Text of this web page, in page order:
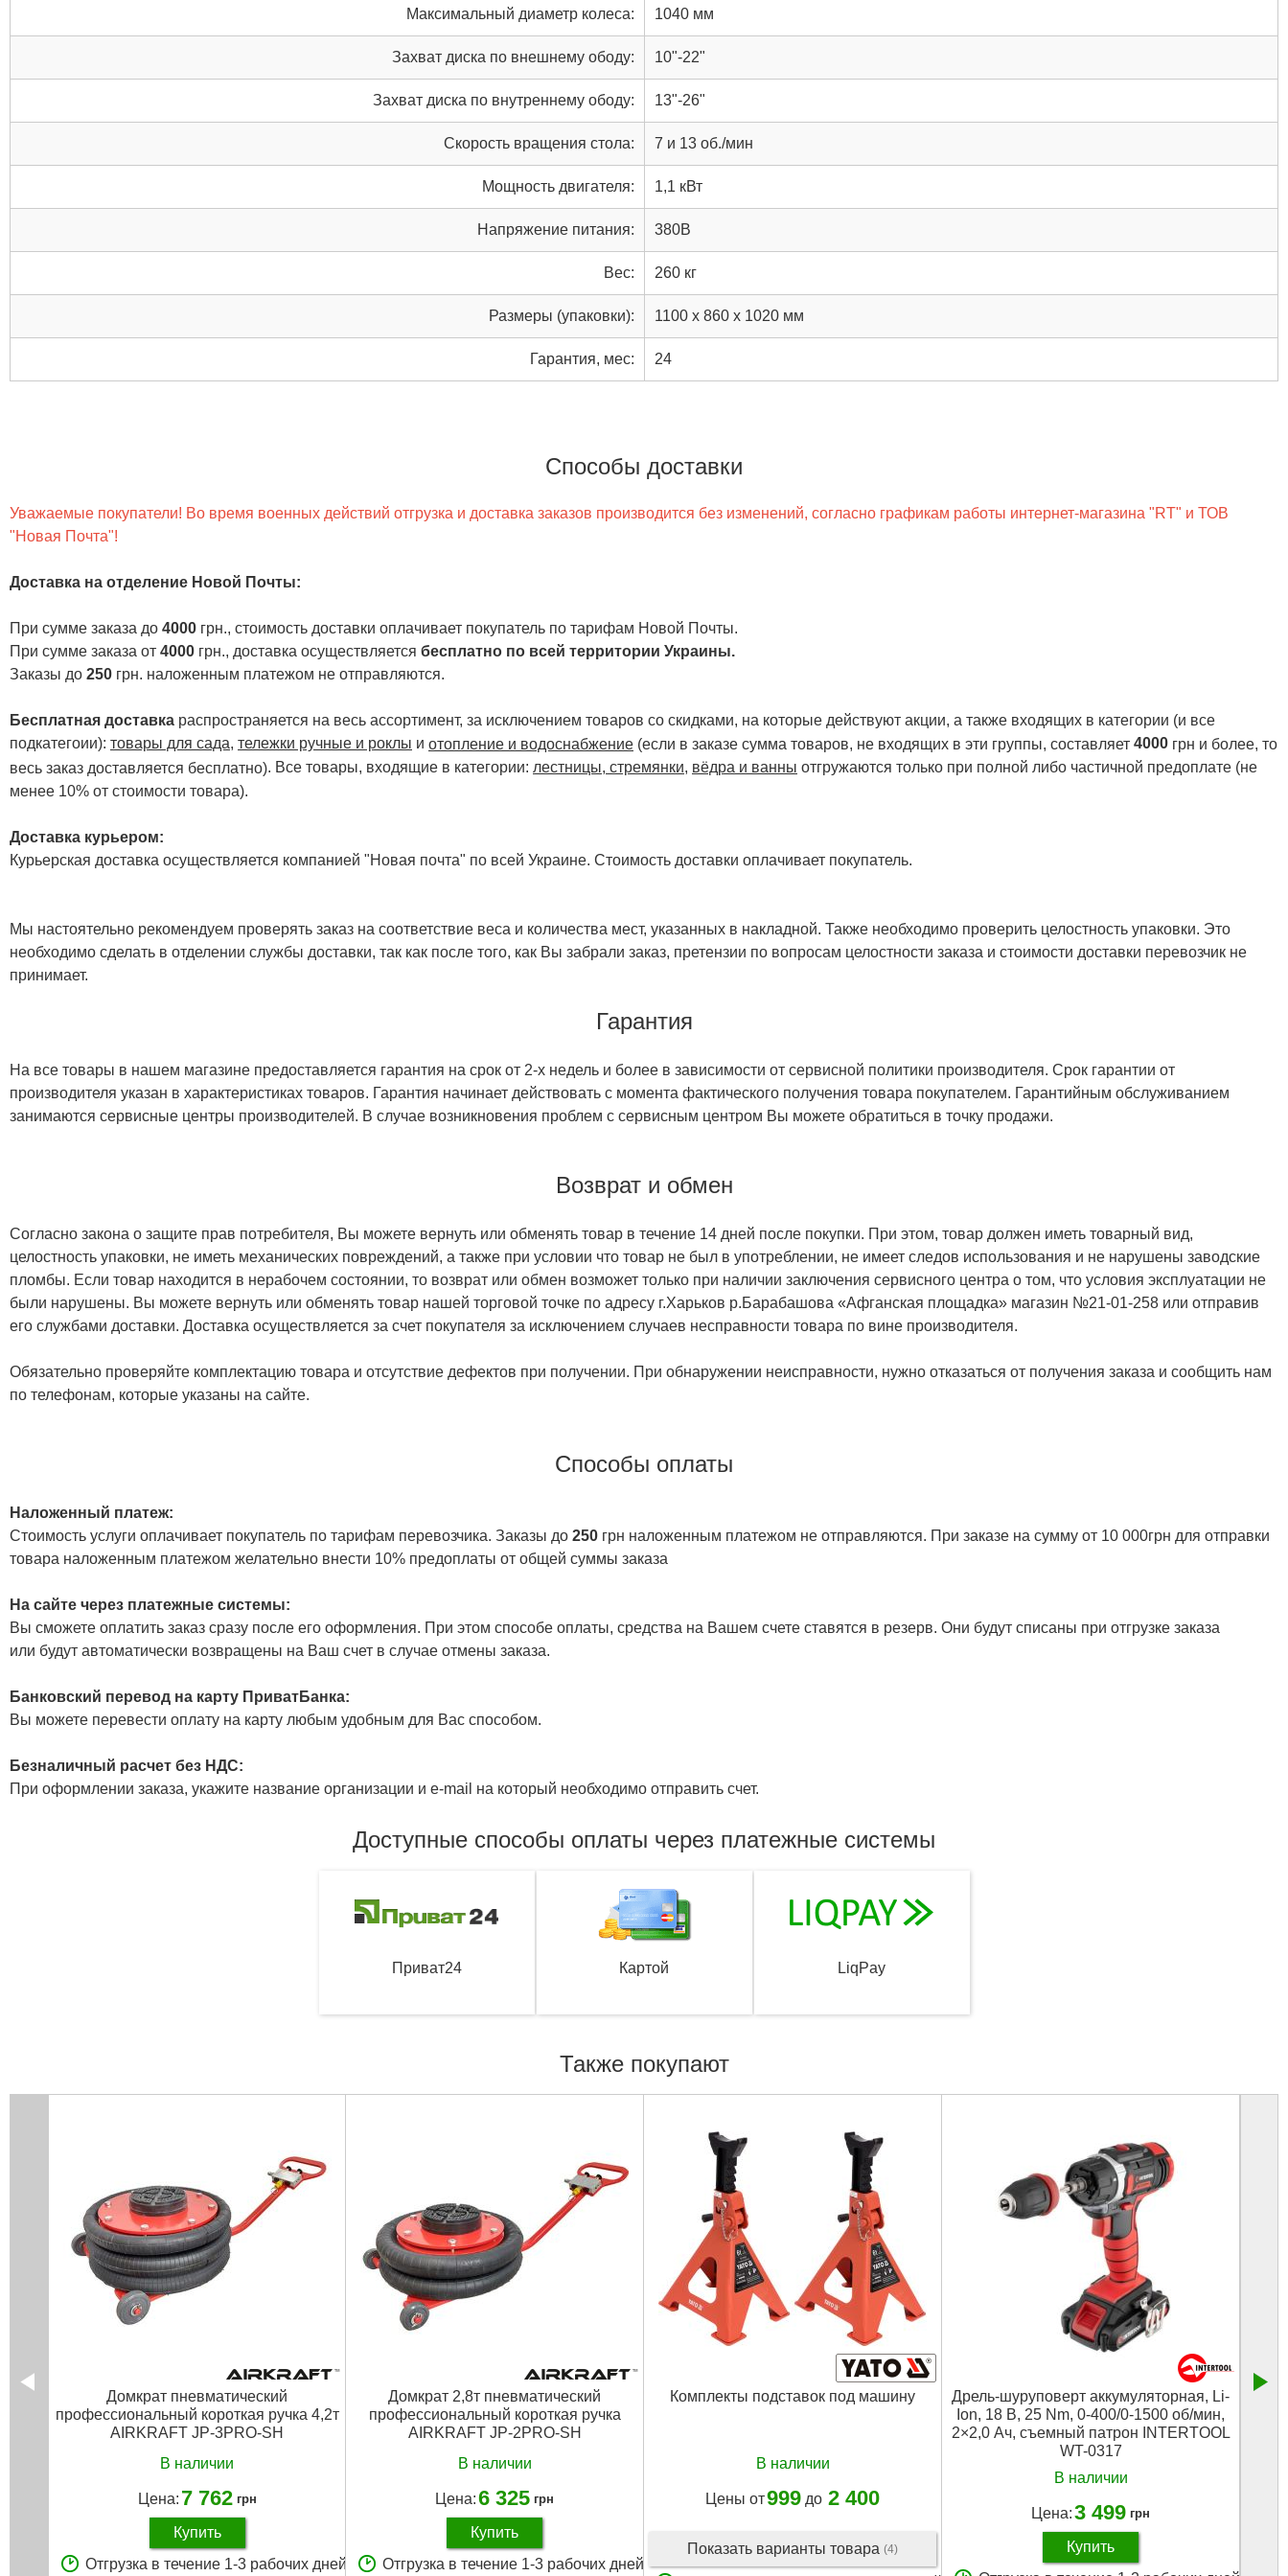
Максимальный диаметр колеса: 1040 мм
Захват диска по внешнему ободу: 10"-22"
Захват диска по внутреннему ободу: 13"-26"
Скорость вращения стола: 7 и 13 об./мин
Мощность двигателя: 1,1 кВт
Напряжение питания: 380В
Вес: 260 кг
Размеры (упаковки): 1100 х 860 х 1020 мм
Гарантия, мес: 24
Способы доставки
Уважаемые покупатели! Во время военных действий отгрузка и доставка заказов производится без изменений, согласно графикам работы интернет-магазина "RT" и ТОВ
"Новая Почта"!
Доставка на отделение Новой Почты:
При сумме заказа до 4000 грн., стоимость доставки оплачивает покупатель по тарифам Новой Почты.
При сумме заказа от 4000 грн., доставка осуществляется бесплатно по всей территории Украины.
Заказы до 250 грн. наложенным платежом не отправляются.
Бесплатная доставка распространяется на весь ассортимент, за исключением товаров со скидками, на которые действуют акции, а также входящих в категории (и все
подкатегоии): товары для сада, тележки ручные и роклы и отопление и водоснабжение (если в заказе сумма товаров, не входящих в эти группы, составляет 4000 грн и более, то
весь заказ доставляется бесплатно). Все товары, входящие в категории: лестницы, стремянки, вёдра и ванны отгружаются только при полной либо частичной предоплате (не
менее 10% от стоимости товара).
Доставка курьером:
Курьерская доставка осуществляется компанией "Новая почта" по всей Украине. Стоимость доставки оплачивает покупатель.
Мы настоятельно рекомендуем проверять заказ на соответствие веса и количества мест, указанных в накладной. Также необходимо проверить целостность упаковки. Это
необходимо сделать в отделении службы доставки, так как после того, как Вы забрали заказ, претензии по вопросам целостности заказа и стоимости доставки перевозчик не
принимает.
Гарантия
На все товары в нашем магазине предоставляется гарантия на срок от 2-х недель и более в зависимости от сервисной политики производителя. Срок гарантии от
производителя указан в характеристиках товаров. Гарантия начинает действовать с момента фактического получения товара покупателем. Гарантийным обслуживанием
занимаются сервисные центры производителей. В случае возникновения проблем с сервисным центром Вы можете обратиться в точку продажи.
Возврат и обмен
Согласно закона о защите прав потребителя, Вы можете вернуть или обменять товар в течение 14 дней после покупки. При этом, товар должен иметь товарный вид,
целостность упаковки, не иметь механических повреждений, а также при условии что товар не был в употреблении, не имеет следов использования и не нарушены заводские
пломбы. Если товар находится в нерабочем состоянии, то возврат или обмен возможет только при наличии заключения сервисного центра о том, что условия эксплуатации не
были нарушены. Вы можете вернуть или обменять товар нашей торговой точке по адресу г.Харьков р.Барабашова «Афганская площадка» магазин №21-01-258 или отправив
его службами доставки. Доставка осуществляется за счет покупателя за исключением случаев несправности товара по вине производителя.
Обязательно проверяйте комплектацию товара и отсутствие дефектов при получении. При обнаружении неисправности, нужно отказаться от получения заказа и сообщить нам
по телефонам, которые указаны на сайте.
Способы оплаты
Наложенный платеж:
Стоимость услуги оплачивает покупатель по тарифам перевозчика. Заказы до 250 грн наложенным платежом не отправляются. При заказе на сумму от 10 000грн для отправки
товара наложенным платежом желательно внести 10% предоплаты от общей суммы заказа
На сайте через платежные системы:
Вы сможете оплатить заказ сразу после его оформления. При этом способе оплаты, средства на Вашем счете ставятся в резерв. Они будут списаны при отгрузке заказа
или будут автоматически возвращены на Ваш счет в случае отмены заказа.
Банковский перевод на карту ПриватБанка:
Вы можете перевести оплату на карту любым удобным для Вас способом.
Безналичный расчет без НДС:
При оформлении заказа, укажите название организации и e-mail на который необходимо отправить счет.
Доступные способы оплаты через платежные системы
Приват24 Картой LiqPay
Также покупают
Домкрат пневматический
профессиональный короткая ручка 4,2т
AIRKRAFT JP-3PRO-SH
В наличии
Цена: 7 762 грн
Купить
Отгрузка в течение 1-3 рабочих дней
Домкрат 2,8т пневматический
профессиональный короткая ручка
AIRKRAFT JP-2PRO-SH
В наличии
Цена:6 325 грн
Купить
Отгрузка в течение 1-3 рабочих дней
Комплекты подставок под машину
В наличии
Цены от999 до 2 400
Показать варианты товара (4)
Дрель-шуруповерт аккумуляторная, Li-
Ion, 18 В, 25 Nm, 0-400/0-1500 об/мин,
2×2,0 Ач, съемный патрон INTERTOOL
WT-0317
В наличии
Цена:3 499 грн
Купить